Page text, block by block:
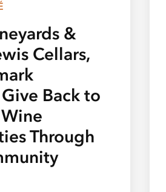
&
Cellars,
Back to
Through